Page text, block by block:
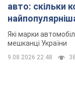
авто: скільки
Які марки
мешканці України
9.08.2026 22:48